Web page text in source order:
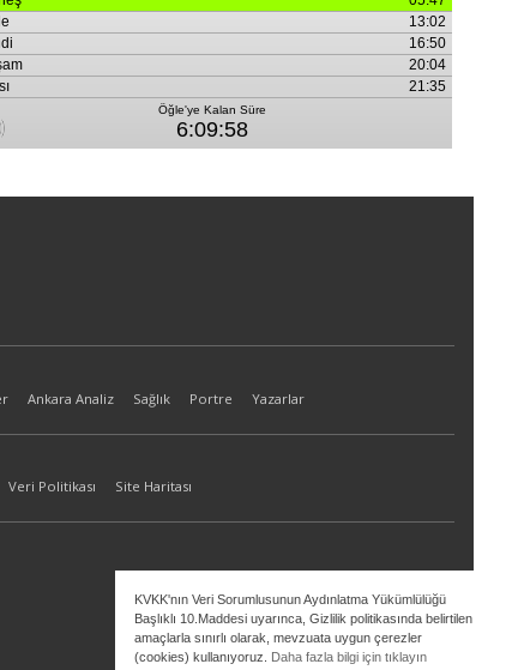
KVKK'nın Veri Sorumlusunun Aydınlatma Yükümlülüğü
Başlıklı 10.Maddesi uyarınca, Gizlilik politikasında belirtilen
amaçlarla sınırlı olarak, mevzuata uygun çerezler
(cookies) kullanıyoruz. Daha fazla bilgi için tıklayın
Ankara Analiz Sağlık Portre Yazarlar
Veri Politikası Site Haritası